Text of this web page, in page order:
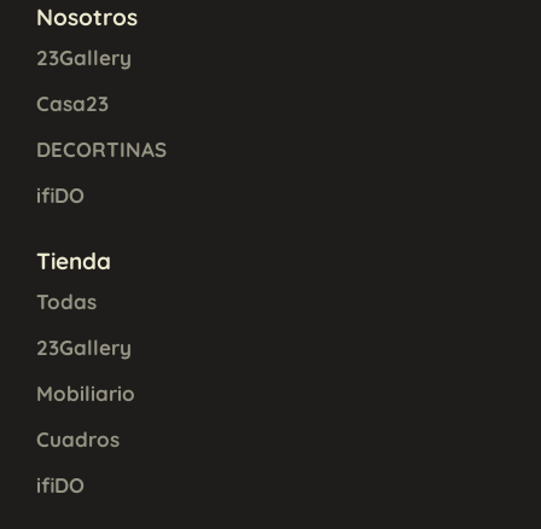
Nosotros
23Gallery
Casa23
DECORTINAS
ifiDO
Tienda
Todas
23Gallery
Mobiliario
Cuadros
ifiDO